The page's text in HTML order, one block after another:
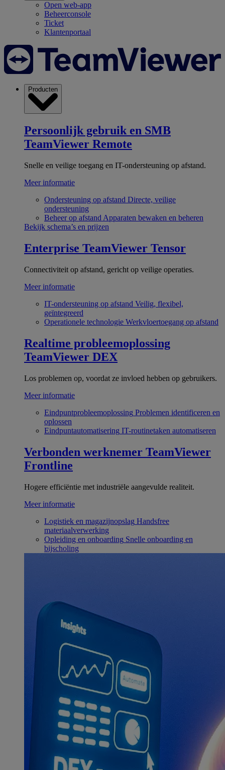
Open web-app
Beheerconsole
Ticket
Klantenportaal
Producten
Persoonlijk gebruik en SMB
TeamViewer Remote
Snelle en veilige toegang en IT-ondersteuning op afstand.
Meer informatie
Ondersteuning op afstand Directe, veilige
ondersteuning
Beheer op afstand Apparaten bewaken en beheren
Bekijk schema’s en prijzen
Enterprise TeamViewer Tensor
Connectiviteit op afstand, gericht op veilige operaties.
Meer informatie
IT-ondersteuning op afstand Veilig, flexibel,
geïntegreerd
Operationele technologie Werkvloertoegang op afstand
Realtime probleemoplossing
TeamViewer DEX
Los problemen op, voordat ze invloed hebben op gebruikers.
Meer informatie
Eindpuntprobleemoplossing Problemen identificeren en
oplossen
Eindpuntautomatisering IT-routinetaken automatiseren
Verbonden werknemer TeamViewer
Frontline
Hogere efficiëntie met industriële aangevulde realiteit.
Meer informatie
Logistiek en magazijnopslag Handsfree
materiaalverwerking
Opleiding en onboarding Snelle onboarding en
bijscholing